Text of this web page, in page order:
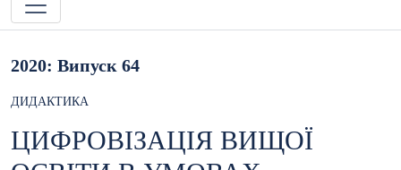
2020: Випуск 64
ДИДАКТИКА
ЦИФРОВІЗАЦІЯ ВИЩОЇ